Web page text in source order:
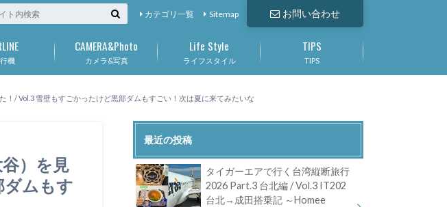
お問い合わせ
カテゴリ一覧 Sitemap
機 カメラ&写真
CAMERA&Photo
ライフスタイル
Life Style
TIPS
TIPS
/ Vol.3 雪壁もすごかったけど黒部ダムもすごい！次は夏に来てみたいな
）を見
ダムもす
最近の投稿
タイガーエアで行く台湾縦断旅行
2026 Part.3 台北編 / Vol.3 IT202
台北→成田搭乗記 ～Homee